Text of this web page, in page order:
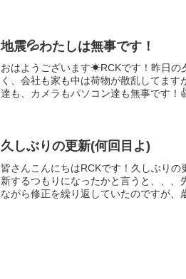
地震💦わたしは無事です！
おはようございます☀RCKです！昨日の
く、会社も家も中は荷物が散乱してま
達も、カメラもパソコン達も無事です！
久しぶりの更新(何回目よ)
皆さんこんにちはRCKです！久しぶり
新するつもりになったかと言うと、、
ながら修正を繰り返していたのですが、